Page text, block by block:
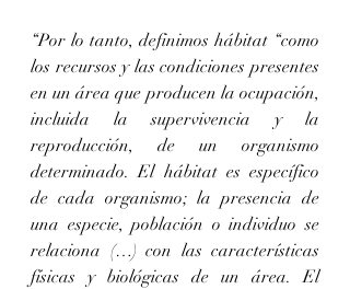
“Por lo tanto, definimos hábitat “como
los recursos y las condiciones presentes
en un área que producen la ocupación,
incluida la supervivencia y la
reproducción, de un organismo
determinado. El hábitat es específico
de cada organismo; la presencia de
una especie, población o individuo se
relaciona (…) con las características
físicas y biológicas de un área. El